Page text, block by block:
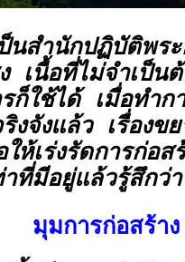
นสำนักปฏิบัติพร
เนื้อที่ไม่จำเป็
ก็ใช้ได้ เมื่อทำก
งจังแล้ว เรื่องข
ห้เร่งรัดการก่อส
ที่มีอยู่แล้วรู้สึกว่
มุมการก่อสร้าง